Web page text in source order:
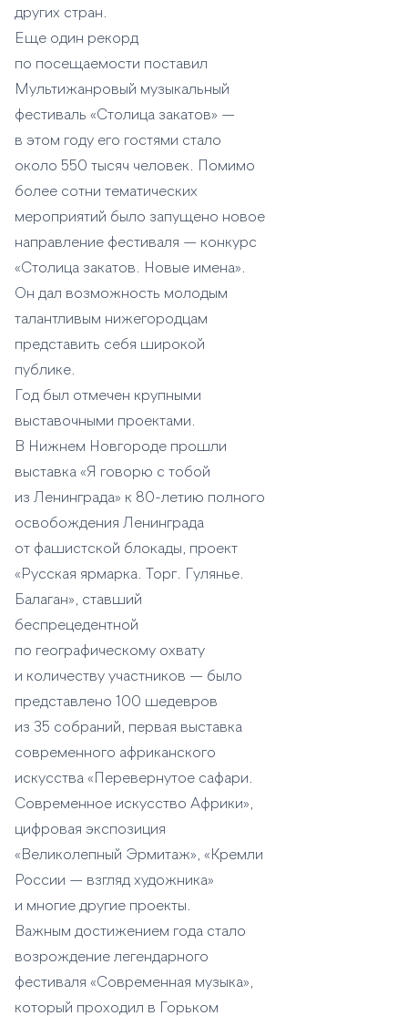
других стран.
Еще один рекорд
по посещаемости поставил
Мультижанровый музыкальный
фестиваль «Столица закатов» —
в этом году его гостями стало
около 550 тысяч человек. Помимо
более сотни тематических
мероприятий было запущено новое
направление фестиваля — конкурс
«Столица закатов. Новые имена».
Он дал возможность молодым
талантливым нижегородцам
представить себя широкой
публике.
Год был отмечен крупными
выставочными проектами.
В Нижнем Новгороде прошли
выставка «Я говорю с тобой
из Ленинграда» к 80-летию полного
освобождения Ленинграда
от фашистской блокады, проект
«Русская ярмарка. Торг. Гулянье.
Балаган», ставший
беспрецедентной
по географическому охвату
и количеству участников — было
представлено 100 шедевров
из 35 собраний, первая выставка
современного африканского
искусства «Перевернутое сафари.
Современное искусство Африки»,
цифровая экспозиция
«Великолепный Эрмитаж», «Кремли
России — взгляд художника»
и многие другие проекты.
Важным достижением года стало
возрождение легендарного
фестиваля «Современная музыка»,
который проходил в Горьком